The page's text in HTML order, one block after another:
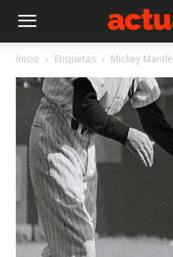
Inicio Etiquetas Mickey Mantle